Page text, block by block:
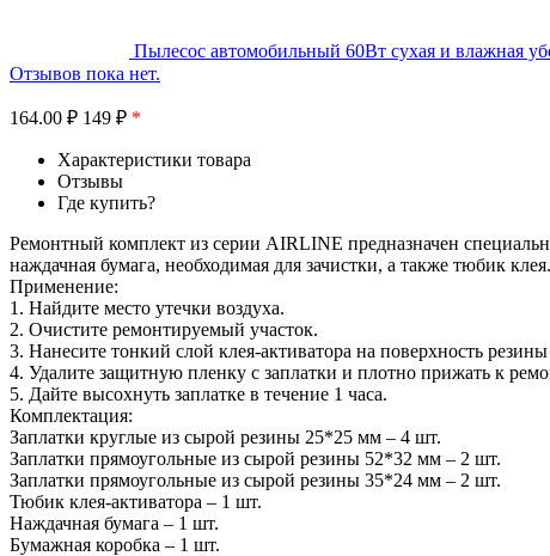
Пылесос автомобильный 60Вт сухая и влажная
Отзывов пока нет.
164.00 ₽ 149 ₽ *
Характеристики товара
Отзывы
Где купить?
Ремонтный комплект из серии AIRLINE предназначен
наждачная бумага, необходимая для зачистки, а также тюбик клея.
Применение:
1. Найдите место утечки воздуха.
2. Очистите ремонтируемый участок.
3. Нанесите тонкий слой клея-активатора на поверхность резины
4. Удалите защитную пленку с заплатки и плотно прижать к
5. Дайте высохнуть заплатке в течение 1 часа.
Комплектация:
Заплатки круглые из сырой резины 25*25 мм – 4 шт.
Заплатки прямоугольные из сырой резины 52*32 мм – 2 шт.
Заплатки прямоугольные из сырой резины 35*24 мм – 2 шт.
Тюбик клея-активатора – 1 шт.
Наждачная бумага – 1 шт.
Бумажная коробка – 1 шт.